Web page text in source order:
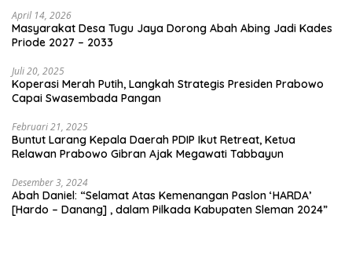
April 14, 2026
Masyarakat Desa Tugu Jaya Dorong Abah Abing Jadi Kades
Priode 2027 – 2033
Juli 20, 2025
Koperasi Merah Putih, Langkah Strategis Presiden Prabowo
Capai Swasembada Pangan
Februari 21, 2025
Buntut Larang Kepala Daerah PDIP Ikut Retreat, Ketua
Relawan Prabowo Gibran Ajak Megawati Tabbayun
Desember 3, 2024
Abah Daniel: “Selamat Atas Kemenangan Paslon ‘HARDA’
[Hardo – Danang] , dalam Pilkada Kabupaten Sleman 2024”